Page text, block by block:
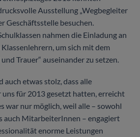
Ausstellung „Wegbegleiter
Geschäftsstelle besuchen.
nahmen die Einladung an
um sich mit dem
Trauer“ auseinander zu setzen.
auch etwas stolz, dass alle
uns für 2013 gesetzt hatten, erreicht
war nur möglich, weil alle – sowohl
auch MitarbeiterInnen – engagiert
enorme Leistungen